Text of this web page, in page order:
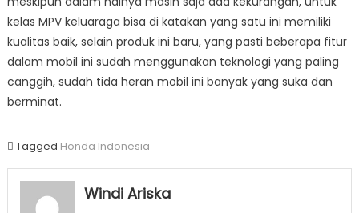
kelas MPV keluaraga bisa di katakan yang satu ini memiliki
kualitas baik, selain produk ini baru, yang pasti beberapa fitur
dalam mobil ini sudah menggunakan teknologi yang paling
canggih, sudah tida heran mobil ini banyak yang suka dan
berminat.
Tagged Honda Indonesia
Windi Ariska